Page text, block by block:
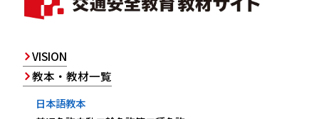
VISION
教本・教材一覧
日本語教本